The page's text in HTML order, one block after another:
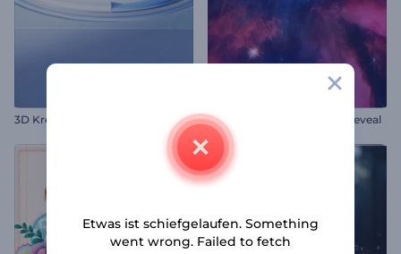
3D Kreisebene Intro Leuchtender Nebel Logo-Reveal
Etwas ist schiefgelaufen. Something
went wrong. Failed to fetch